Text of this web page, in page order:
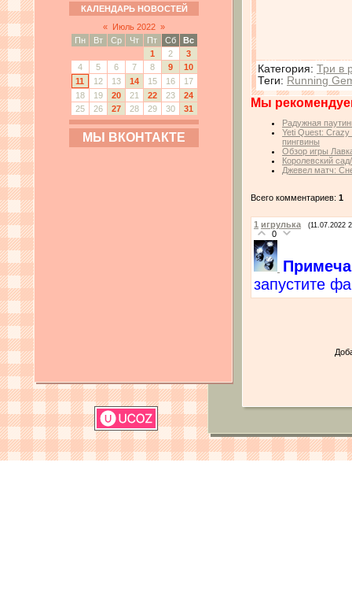
КАЛЕНДАРЬ НОВОСТЕЙ
«
Июль 2022 »
Пн
Вт Ср Чт Пт Сб
Вс
1
2
3
4
5 6 7 8 9
10
11
12 13 14 15 16
17
18
19 20 21 22 23
24
25
26 27 28 29 30 31
МЫ ВКОНТАКТЕ
Категория: Три в
Теги: Running
Мы
Радужная
Yeti Quest:
пингвины
Обзор игры
Королевский
Джевел матч:
Всего комментариев: 1
1 игрулька (11.07.2022
0
запустите